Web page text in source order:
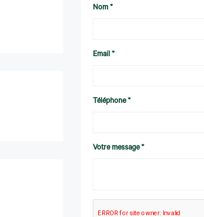
Nom *
Email *
Téléphone *
Votre message *